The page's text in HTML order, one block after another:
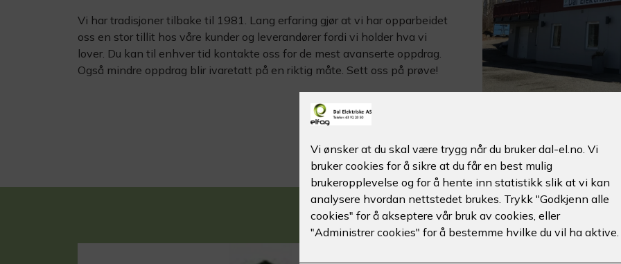
Vi har tradisjoner tilbake til 1981. Lang erfaring gjør at vi har opparbeidet
oss en stor tillit hos våre kunder og leverandører fordi vi holder hva vi
lover. Du kan til enhver tid kontakte oss for de mest avanserte oppdrag.
Også mindre oppdrag blir ivaretatt på en riktig måte. Sett oss på prøve!